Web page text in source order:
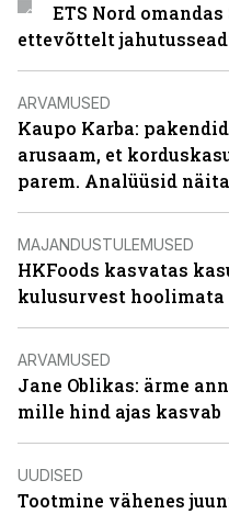
ETS Nord
ettevõttelt
ARVAMUSED
Kaupo Karba:
arusaam, et
parem. Analüüsid
MAJANDUSTULEMUSED
HKFoods kasvatas
kulusurvest hoolimata
ARVAMUSED
Jane Oblikas: ärme
mille hind ajas kasvab
UUDISED
Tootmine vähenes